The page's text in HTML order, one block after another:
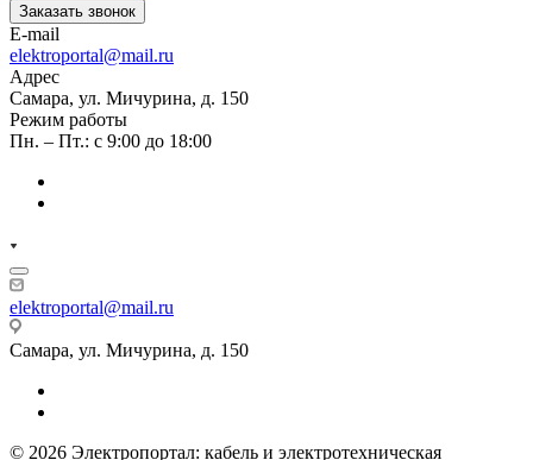
Заказать звонок
E-mail
elektroportal@mail.ru
Адрес
Самара, ул. Мичурина, д. 150
Режим работы
Пн. – Пт.: с 9:00 до 18:00
elektroportal@mail.ru
Самара, ул. Мичурина, д. 150
© 2026 Электропортал: кабель и электротехническая